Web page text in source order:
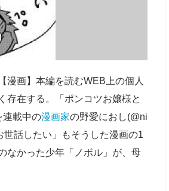
漫画】本編を読むWEB上の個人
存在する。「ポンコツお嬢様と
連載中の漫画家の野愛におし(@ni
話したい」もそうした漫画の1
なかった少年「ノボル」が、母